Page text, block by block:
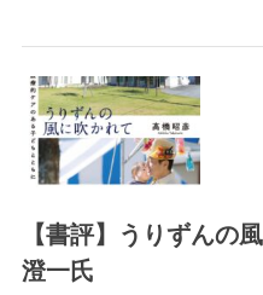
【書評】うりずんの
澄一氏